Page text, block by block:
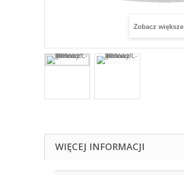
Zobacz większe
WIĘCEJ INFORMACJI